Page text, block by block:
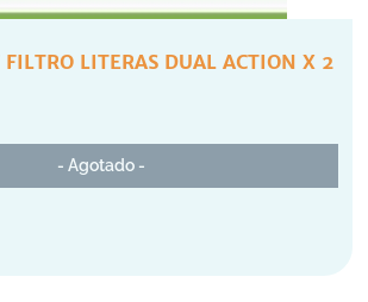
LITERAS DUAL ACTION X 2
- Agotado -